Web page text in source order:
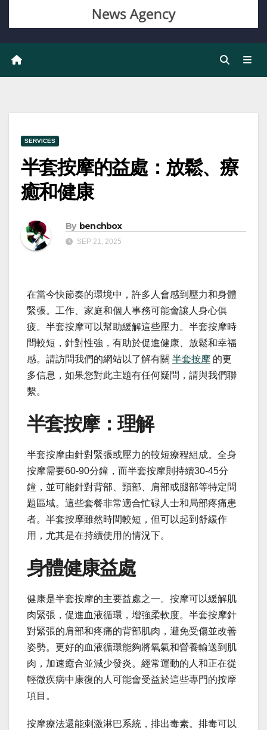
SERVICES
半套按摩的益處：放鬆、療
癒和健康
By benchbox
SEP 21, 2025
在當今快節奏的環境中，許多人會感到壓力和身體
緊張。工作、家庭和個人事務可能會讓人身心俱
疲。半套按摩可以幫助緩解這些壓力。半套按摩時
間較短，針對性強，有助於促進健康、放鬆和幸福
感。請訪問我們的網站以了解有關 半套按摩 的更
多信息，如果您對此主題有任何疑問，請與我們聯
繫。
半套按摩：理解
半套按摩由針對緊張或壓力的較短療程組成。全身
按摩需要60-90分鐘，而半套按摩則持續30-45分
鐘，並可能針對背部、頸部、肩部或腿部等特定問
題區域。這些套餐非常適合忙碌人士和局部疼痛患
者。半套按摩雖然時間較短，但可以起到舒緩作
用，尤其是在持續使用的情況下。
身體健康益處
健康是半套按摩的主要益處之一。按摩可以緩解肌
肉緊張，促進血液循環，增強柔軟度。半套按摩針
對緊張的肩部和疼痛的背部肌肉，避免受傷並改善
姿勢。更好的血液循環能夠將氧氣和營養輸送到肌
肉，加速癒合並減少發炎。經常運動的人和正在從
輕微疾病中康復的人可能會受益於這些專門的按摩
項目。
按摩療法還能刺激淋巴系統，排出毒素。排毒可以